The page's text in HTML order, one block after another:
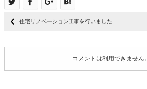
住宅リノベーション工事を行いました
コメントは利用できません。